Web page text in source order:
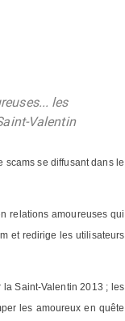
les
Valentin
scams se diffusant dans le
relations amoureuses qui
et redirige les utilisateurs
Saint-Valentin 2013 ; les
les amoureux en quête